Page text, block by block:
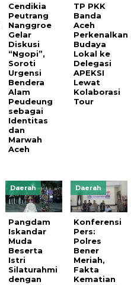
Cendikia
Peutrang
Nanggroe
Gelar
Diskusi
“Ngopi”,
Soroti
Urgensi
Bendera
Alam
Peudeung
sebagai
Identitas
dan
Marwah
Aceh
TP PKK
Banda
Aceh
Perkenalkan
Budaya
Lokal ke
Delegasi
APEKSI
Lewat
Kolaborasi
Tour
Daerah
Pangdam
Iskandar
Muda
Beserta
Istri
Silaturahmi
dengan
Daerah
Konferensi
Pers:
Polres
Bener
Meriah,
Fakta
Kematian